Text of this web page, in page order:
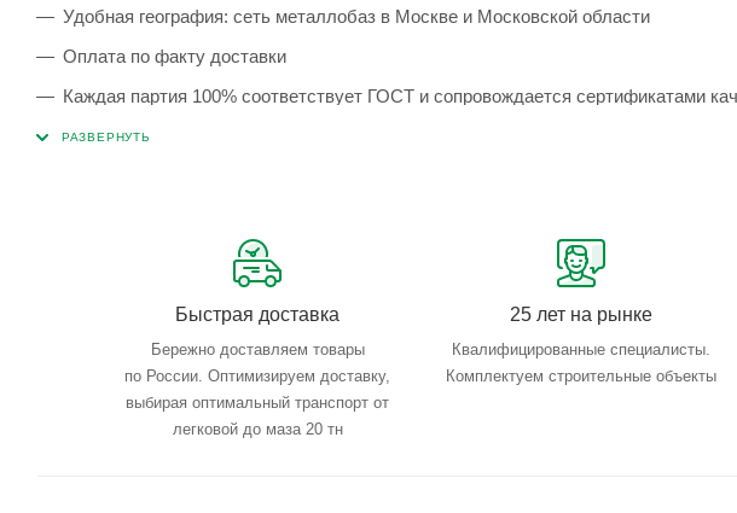
Удобная география: сеть металлобаз в Москве и Московской области
Оплата по факту доставки
Каждая партия 100% соответствует ГОСТ и сопровождается сертификатами
Сервисные услуги: резка, гибка, металлообработка
Быстрая доставка
Бережно доставляем товары
по России. Оптимизируем доставку,
выбирая оптимальный транспорт от
легковой до маза 20 тн
25 лет на рынке
Квалифицированные специалисты.
Комплектуем строительные объекты